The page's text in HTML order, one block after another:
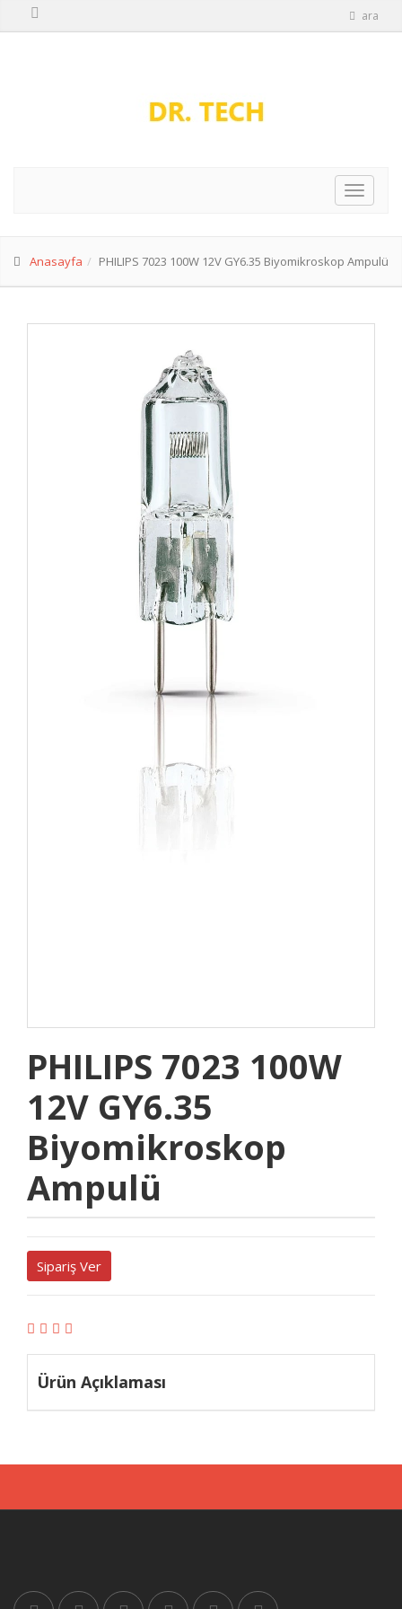
ara
Anasayfa PHILIPS 7023 100W 12V GY6.35 Biyomikroskop Ampulü
PHILIPS 7023 100W
12V GY6.35
Biyomikroskop
Ampulü
Sipariş Ver
Ürün Açıklaması